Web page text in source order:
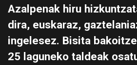
Azalpenak hiru
dira, euskaraz,
ingelesez. Bisita
25 laguneko taldeak